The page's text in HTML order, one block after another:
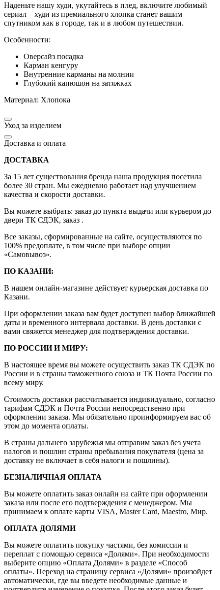
Наденьте нашу худи, укутайтесь в плед, включите любимый
сериал – худи из премиального хлопка станет вашим
спутником как в городе, так и в любом путешествии.
Особенности:
Оверсайз посадка
Карман кенгуру
Внутренние карманы на молнии
Глубокий капюшон на затяжках
Материал: Хлопока
Уход за изделием
Доставка и оплата
ДОСТАВКА
За 15 лет существования бренда наша продукция посетила
более 30 стран. Мы ежедневно работает над улучшением
качества и скорости доставки.
Вы можете выбрать: заказ до пункта выдачи или курьером до
двери ТК СДЭК, заказ .
Все заказы, сформированные на сайте, осуществляются по
100% предоплате, в том числе при выборе опции
«Самовывоз».
ПО КАЗАНИ:
В нашем онлайн-магазине действует курьерская доставка по
Казани.
При оформлении заказа вам будет доступен выбор ближайшей
даты и временного интервала доставки. В день доставки с
вами свяжется менеджер для подтверждения доставки.
ПО РОССИИ И МИРУ:
В настоящее время вы можете осуществить заказ ТК СДЭК по
России и в страны таможенного союза и ТК Почта России по
всему миру.
Стоимость доставки рассчитывается индивидуально, согласно
тарифам СДЭК и Почта России непосредственно при
оформлении заказа. Мы обязательно проинформируем вас об
этом до момента оплаты.
В страны дальнего зарубежья мы отправим заказ без учета
налогов и пошлин страны пребывания покупателя (цена за
доставку не включает в себя налоги и пошлины).
БЕЗНАЛИЧНАЯ ОПЛАТА
Вы можете оплатить заказ онлайн на сайте при оформлении
заказа или после его подтверждения с менеджером. Мы
принимаем к оплате карты VISA, Master Card, Maestro, Мир.
ОПЛАТА ДОЛЯМИ
Вы можете оплатить покупку частями, без комиссии и
переплат с помощью сервиса «Долями». При необходимости
выберите опцию «Оплата Долями» в разделе «Способ
оплаты». Переход на страницу сервиса «Долями» произойдет
автоматически, где вы введете необходимые данные и